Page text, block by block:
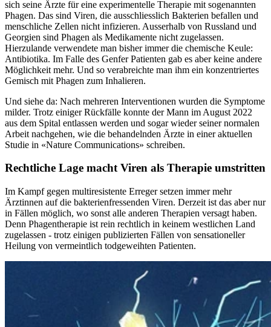
sich seine Ärzte für eine experimentelle Therapie mit sogenannten
Phagen. Das sind Viren, die ausschliesslich Bakterien befallen und
menschliche Zellen nicht infizieren. Ausserhalb von Russland und
Georgien sind Phagen als Medikamente nicht zugelassen.
Hierzulande verwendete man bisher immer die chemische Keule:
Antibiotika. Im Falle des Genfer Patienten gab es aber keine andere
Möglichkeit mehr. Und so verabreichte man ihm ein konzentriertes
Gemisch mit Phagen zum Inhalieren.
Und siehe da: Nach mehreren Interventionen wurden die Symptome
milder. Trotz einiger Rückfälle konnte der Mann im August 2022
aus dem Spital entlassen werden und sogar wieder seiner normalen
Arbeit nachgehen, wie die behandelnden Ärzte in einer aktuellen
Studie in «Nature Communications» schreiben.
Rechtliche Lage macht Viren als Therapie umstritten
Im Kampf gegen multiresistente Erreger setzen immer mehr
Ärztinnen auf die bakterienfressenden Viren. Derzeit ist das aber nur
in Fällen möglich, wo sonst alle anderen Therapien versagt haben.
Denn Phagentherapie ist rein rechtlich in keinem westlichen Land
zugelassen - trotz einigen publizierten Fällen von sensationeller
Heilung von vermeintlich todgeweihten Patienten.